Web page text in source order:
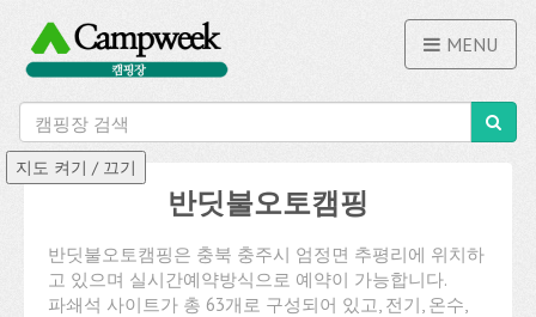
MENU
반딧불오토캠핑
반딧불오토캠핑은 충북 충주시 엄정면 추평리에 위치하
고 있으며 실시간예약방식으로 예약이 가능합니다.
파쇄석 사이트가 총 63개로 구성되어 있고, 전기, 온수,